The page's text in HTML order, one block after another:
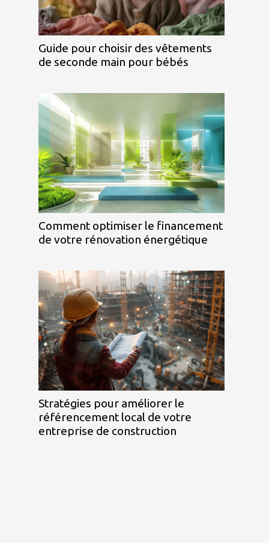
Guide pour choisir des vêtements
de seconde main pour bébés
Comment optimiser le financement
de votre rénovation énergétique
Stratégies pour améliorer le
référencement local de votre
entreprise de construction